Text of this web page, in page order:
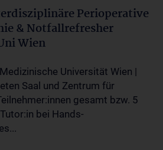
Perioperative
& Notfallrefresher
Wien
Universität Wien |
Saal und Zentrum für
gesamt bzw. 5
bei Hands-